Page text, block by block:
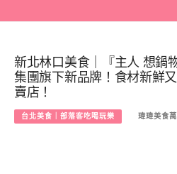
新北林口美食｜『主人 想鍋
集團旗下新品牌！食材新鮮
賣店！
台北美食｜部落客吃喝玩樂 瑋瑋美食